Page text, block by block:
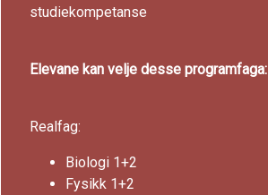
studiekompetanse
Elevane kan velje desse programfaga:
Realfag:
Biologi 1+2
Fysikk 1+2